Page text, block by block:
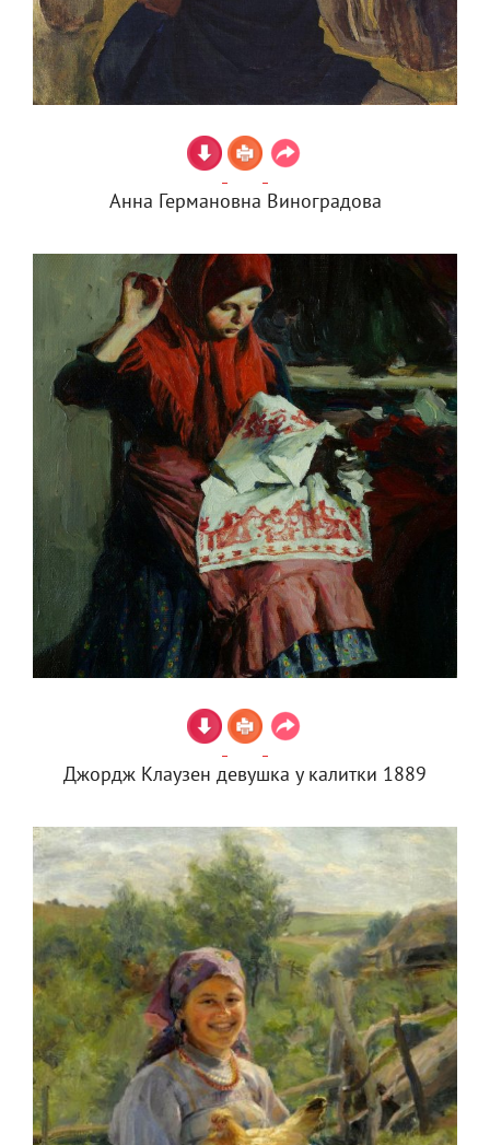
Анна Германовна Виноградова
Джордж Клаузен девушка у калитки 1889